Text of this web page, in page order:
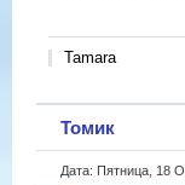
Tamara
Томик
Дата: Пятница, 18